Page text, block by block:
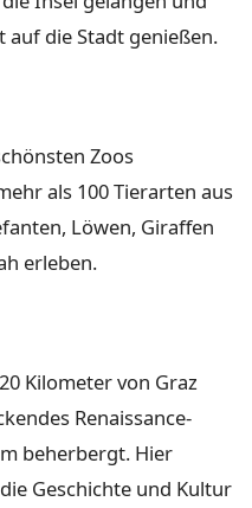
auf die Stadt genießen.
Zoos
als 100 Tierarten aus
Löwen, Giraffen
erleben.
Kilometer von Graz
Renaissance-
beherbergt. Hier
Geschichte und Kultur